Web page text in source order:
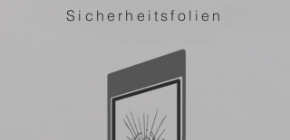
Sicherheitsfolien